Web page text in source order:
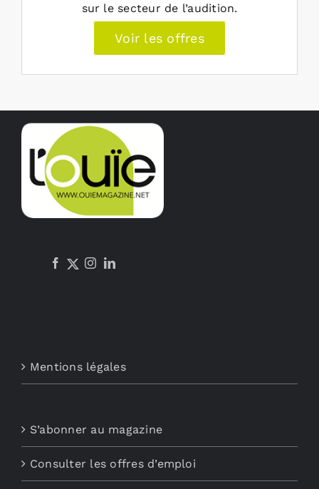
sur le secteur de l’audition.
Voir les offres
Mentions légales
S’abonner au magazine
Consulter les offres d’emploi